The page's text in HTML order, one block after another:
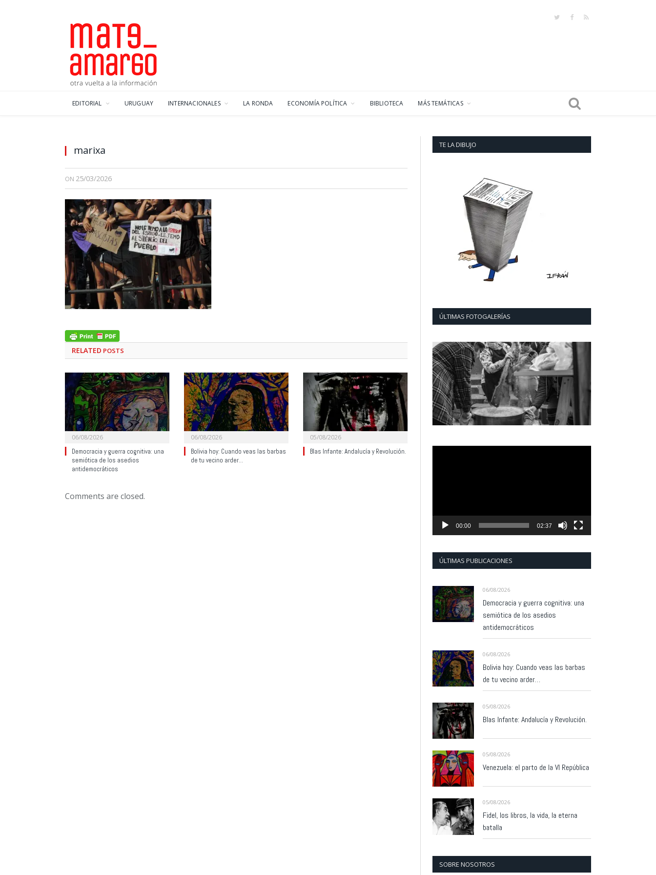
TwitterFacebook
RSS
EDITORIAL URUGUAY INTERNACIONALES LA RONDA ECONOMÍA POLÍTICA BIBLIOTECA MÁS TEMÁTICAS
marixa
ON 25/03/2026
RELATED POSTS
06/08/2026
Democracia y guerra cognitiva: una
semiótica de los asedios
antidemocráticos
06/08/2026
Bolivia hoy: Cuando veas las barbas
de tu vecino arder…
05/08/2026
Blas Infante: Andalucía y Revolución.
Comments are closed.
TE LA DIBUJO
ÚLTIMAS FOTOGALERÍAS
00:00 02:37
ÚLTIMAS PUBLICACIONES
06/08/2026
Democracia y guerra cognitiva: una
semiótica de los asedios
antidemocráticos
06/08/2026
Bolivia hoy: Cuando veas las barbas
de tu vecino arder…
05/08/2026
Blas Infante: Andalucía y Revolución.
05/08/2026
Venezuela: el parto de la VI República
05/08/2026
Fidel, los libros, la vida, la eterna
batalla
SOBRE NOSOTROS